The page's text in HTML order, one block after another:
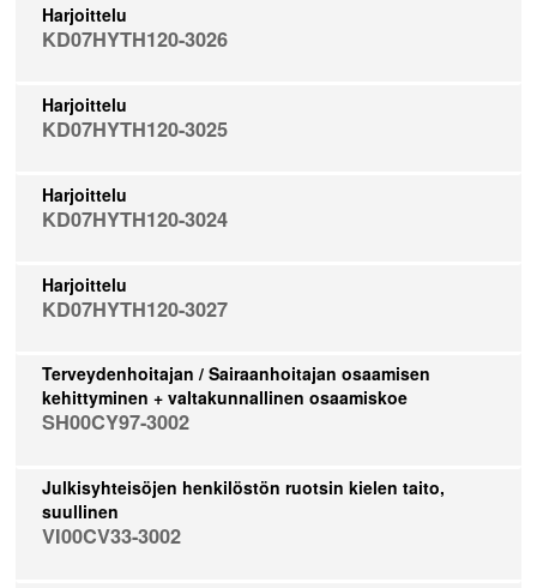
Harjoittelu
KD07HYTH120-3026
Harjoittelu
KD07HYTH120-3025
Harjoittelu
KD07HYTH120-3024
Harjoittelu
KD07HYTH120-3027
Terveydenhoitajan / Sairaanhoitajan osaamisen
kehittyminen + valtakunnallinen osaamiskoe
SH00CY97-3002
Julkisyhteisöjen henkilöstön ruotsin kielen taito,
suullinen
VI00CV33-3002